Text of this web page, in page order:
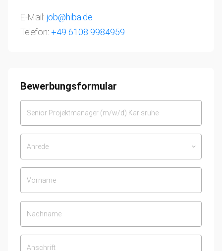
E-Mail: job@hiba.de
Telefon: +49 6108 9984959
Bewerbungsformular
Anrede keyboard_arrow_down